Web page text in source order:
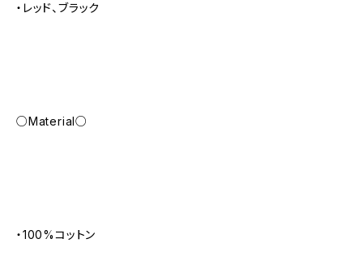
・レッド、ブラック
○Material○
・100%コットン